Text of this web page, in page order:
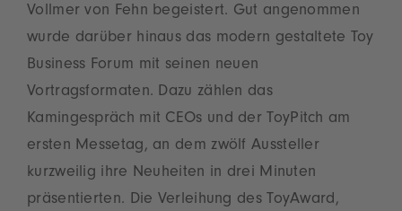
Vollmer von Fehn begeistert. Gut angenommen
wurde darüber hinaus das modern gestaltete Toy
Business Forum mit seinen neuen
Vortragsformaten. Dazu zählen das
Kamingespräch mit CEOs und der ToyPitch am
ersten Messetag, an dem zwölf Aussteller
kurzweilig ihre Neuheiten in drei Minuten
präsentierten. Die Verleihung des ToyAward,